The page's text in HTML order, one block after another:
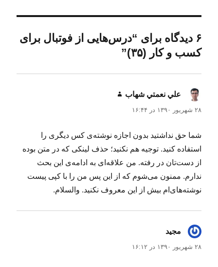
ه
د
۶ دیدگاه برای “درس‌هایی از فوتبال برای
کسب و کار (۳۵)”
علي نعمتي شهاب
۲۸ شهریور ۱۳۹۰ در ۱۶:۴۴
شما حق نداشتید بدون اجازه نوشته‌ی کس دیگری را
استفاده کنید. توجیه هم نکنید؛ حذف لینکی که در متن بوده
از دست‌تان در رفته. من علاقه‌ای به ادامه‌ی این بحث
ندارم. ممنون می‌شوم که از این پس من را با کپی پیست
نوشته‌های‌ام بیش از این معروف نکنید. والسلام.
مجید
۲۸ شهریور ۱۳۹۰ در ۱۶:۱۲